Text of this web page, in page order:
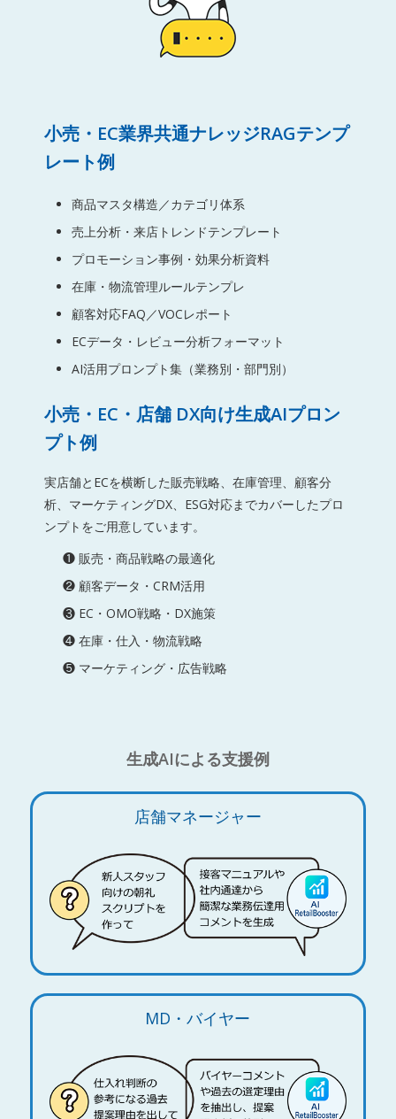
小売・EC業界共通ナレッジRAGテンプ
レート例
商品マスタ構造／カテゴリ体系
売上分析・来店トレンドテンプレート
プロモーション事例・効果分析資料
在庫・物流管理ルールテンプレ
顧客対応FAQ／VOCレポート
ECデータ・レビュー分析フォーマット
AI活用プロンプト集（業務別・部門別）
小売・EC・店舗 DX向け生成AIプロン
プト例
実店舗とECを横断した販売戦略、在庫管理、顧客分
析、マーケティングDX、ESG対応までカバーしたプロ
ンプトをご用意しています。
❶ 販売・商品戦略の最適化
❷ 顧客データ・CRM活用
❸ EC・OMO戦略・DX施策
❹ 在庫・仕入・物流戦略
❺ マーケティング・広告戦略
生成AIによる支援例
店舗マネージャー
MD・バイヤー